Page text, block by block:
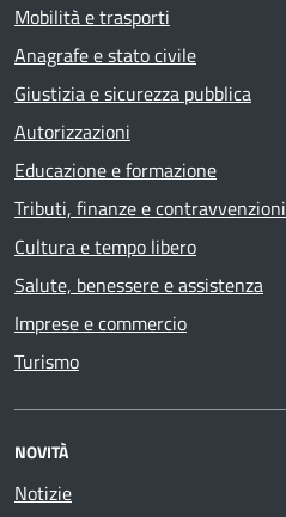
Mobilità e trasporti
Anagrafe e stato civile
Giustizia e sicurezza pubblica
Autorizzazioni
Educazione e formazione
Tributi, finanze e contravvenzioni
Cultura e tempo libero
Salute, benessere e assistenza
Imprese e commercio
Turismo
NOVITÀ
Notizie